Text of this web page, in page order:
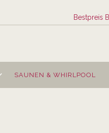
Bestpreis
SAUNEN & WHIRLPOOL